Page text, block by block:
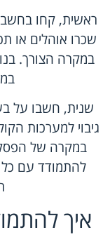
ראשית, קחו
שכרו אוהלים או
במקרה הצורך.
שנית, חשבו על
גיבוי למערכות
במקרה של
להתמודד עם
איך